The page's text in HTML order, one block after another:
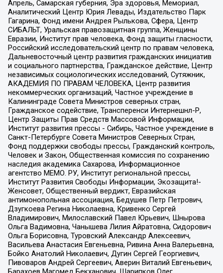
Апрель, Самарская губерния, Эра здоровья, Мемориал,
Аналитический Центр Юрия Левады, Издательство Парк
Гагарина, Фонд имени Андрея Рылькова, Сфера, Центр
СИБАЛЬТ, Уральская правозащитная группа, Женщины
Евразии, Институт прав человека, Фонд защиты гласности,
Российский исследовательский центр по правам человека,
Дальневосточный центр развития гражданских инициатив
и социального партнерства, Гражданское действие, Центр
независимых социологических исследований, Сутяжник,
АКАДЕМИЯ ПО ПРАВАМ ЧЕЛОВЕКА, Центр развития
некоммерческих организаций, Частное учреждение в
Калининграде Совета Министров северных стран,
Гражданское содействие, Трансперенси Интернешнл-Р,
Центр Защиты Прав Средств Массовой Информации,
Институт развития прессы - Сибирь, Частное учреждение в
Санкт-Петербурге Совета Министров Северных Стран,
Фонд поддержки свободы прессы, Гражданский контроль,
Человек и Закон, Общественная комиссия по сохранению
наследия академика Сахарова, Информационное
агентство МЕМО. РУ, Институт региональной прессы,
Институт Развития Свободы Информации, Экозащита!-
Женсовет, Общественный вердикт, Евразийская
антимонопольная ассоциация, Бедушев Петр Петрович,
Дзугкоева Регина Николаевна, Кривенко Сергей
Владимирович, Милославский Павел Юрьевич, Шнырова
Ольга Вадимовна, Чанышева Лилия Айратовна, Сидорович
Ольга Борисовна, Туровский Александр Алексеевич,
Васильева Анастасия Евгеньевна, Ривина Анна Валерьевна,
Бойко Анатолий Николаевич, Дугин Сергей Георгиевич,
Пивоваров Андрей Сергеевич, Аверин Виталий Евгеньевич,